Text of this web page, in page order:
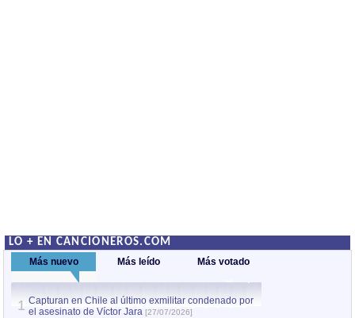
LO + EN CANCIONEROS.COM
Más nuevo Más leído Más votado
1 Capturan en Chile al último exmilitar condenado por
el asesinato de Víctor Jara [27/07/2026]